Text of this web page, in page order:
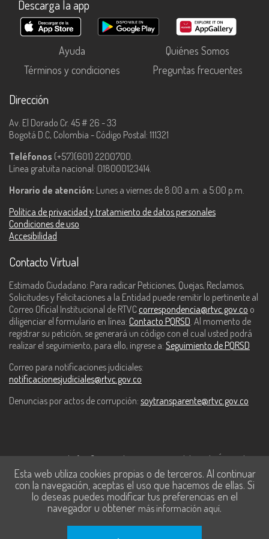
Descarga la app
Ayuda
Quiénes Somos
Términos y condiciones
Preguntas frecuentes
Dirección
Av. El Dorado Cr. 45 # 26 - 33
Bogotá D.C, Colombia - Código Postal: 111321
Teléfonos (+57)(601) 2200700.
Línea gratuita nacional: 018000123414.
Horario de atención: Lunes a viernes de 8:00 a.m. a 5:00 p.m.
Política de privacidad y tratamiento de datos personales
Condiciones de uso
Accesibilidad
Contacto Virtual
Estimado Ciudadano: Para radicar Peticiones, Quejas, Reclamos,
Solicitudes y Felicitaciones a la Entidad puede remitir lo pertinente al
Correo Oficial Institucional de RTVC correspondencia@rtvc.gov.co o
diligenciar el formulario en línea: Contacto PQRSD. Al momento de
registrar su petición, se generará un código con el cual usted podrá
realizar el seguimiento, para ello, ingrese a: Seguimiento de PQRSD
Correo para notificaciones judiciales:
notificacionesjudiciales@rtvc.gov.co
Denuncias por actos de corrupción: soytransparente@rtvc.gov.co
Este contenido fue financiado con recursos del Fondo Único de
Tecnologías de la Información y las Comunicaciones de MinTic.
Esta web utiliza cookies propias o de terceros. Al continuar
con la navegación, aceptas el uso que hacemos de ellas. Si
lo deseas puedes modificar tus preferencias en el
navegador u obtener más información aquí.